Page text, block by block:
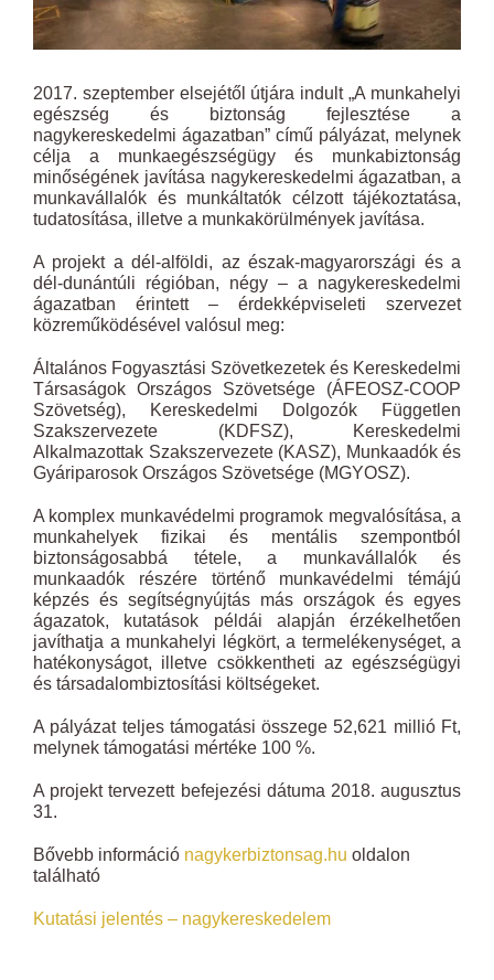
2017. szeptember elsejétől útjára indult „A munkahelyi
egészség és biztonság fejlesztése a
nagykereskedelmi ágazatban” című pályázat, melynek
célja a munkaegészségügy és munkabiztonság
minőségének javítása nagykereskedelmi ágazatban, a
munkavállalók és munkáltatók célzott tájékoztatása,
tudatosítása, illetve a munkakörülmények javítása.
A projekt a dél-alföldi, az észak-magyarországi és a
dél-dunántúli régióban, négy – a nagykereskedelmi
ágazatban érintett – érdekképviseleti szervezet
közreműködésével valósul meg:
Általános Fogyasztási Szövetkezetek és Kereskedelmi
Társaságok Országos Szövetsége (ÁFEOSZ-COOP
Szövetség), Kereskedelmi Dolgozók Független
Szakszervezete (KDFSZ), Kereskedelmi
Alkalmazottak Szakszervezete (KASZ), Munkaadók és
Gyáriparosok Országos Szövetsége (MGYOSZ).
A komplex munkavédelmi programok megvalósítása, a
munkahelyek fizikai és mentális szempontból
biztonságosabbá tétele, a munkavállalók és
munkaadók részére történő munkavédelmi témájú
képzés és segítségnyújtás más országok és egyes
ágazatok, kutatások példái alapján érzékelhetően
javíthatja a munkahelyi légkört, a termelékenységet, a
hatékonyságot, illetve csökkentheti az egészségügyi
és társadalombiztosítási költségeket.
A pályázat teljes támogatási összege 52,621 millió Ft,
melynek támogatási mértéke 100 %.
A projekt tervezett befejezési dátuma 2018. augusztus
31.
Bővebb információ nagykerbiztonsag.hu oldalon
található
Kutatási jelentés – nagykereskedelem